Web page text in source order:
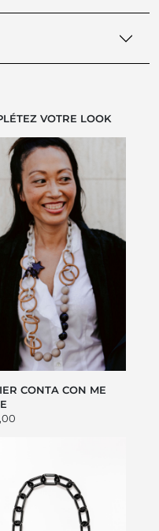
VOTRE LOOK
CONTA CON ME